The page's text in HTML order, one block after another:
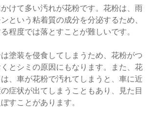
けて多い汚れが花粉です。花粉は、雨
という粘着質の成分を分泌するため、
程度では落とすことが難しいです。
塗装を侵食してしまうため、花粉がつ
とシミの原因にもなります。また、花
、車が花粉で汚れてしまうと、車に近
症状が出てしまうこともあり、見た目
すことがあります。